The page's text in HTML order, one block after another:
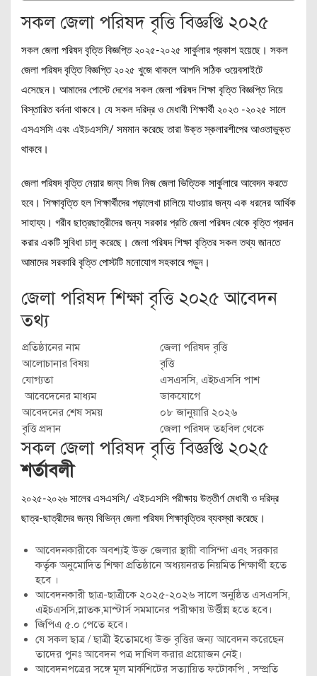
সকল জেলা পরিষদ বৃত্তি বিজ্ঞপ্তি ২০২৫
সকল জেলা পরিষদ বৃত্তি বিজ্ঞপ্তি ২০২৫-২০২৫ সার্কুলার প্রকাশ হয়েছে। সকল
জেলা পরিষদ বৃত্তি বিজ্ঞপ্তি ২০২৫ খুজে থাকলে আপনি সঠিক ওয়েবসাইটে
এসেছেন। আমাদের পোস্টে দেশের সকল জেলা পরিষদ শিক্ষা বৃত্তি বিজ্ঞপ্তি নিয়ে
বিস্তারিত বর্ননা থাকবে। যে সকল দরিদ্র ও মেধাবী শিক্ষার্থী ২০২৩ -২০২৫ সালে
এসএসসি এবং এইচএসসি/ সমমান করেছে তারা উক্ত স্কলারশীপের আওতাভুক্ত
থাকবে।
জেলা পরিষদ বৃত্তি নেয়ার জন্য নিজ নিজ জেলা ভিত্তিক সার্কুলারে আবেদন করতে
হবে। শিক্ষাবৃত্তি হল শিক্ষার্থীদের পড়ালেখা চালিয়ে যাওয়ার জন্য এক ধরনের আর্থিক
সাহায্য। গরীব ছাত্রছাত্রীদের জন্য সরকার প্রতি জেলা পরিষদ থেকে বৃত্তি প্রদান
করার একটি সুবিধা চালু করেছে। জেলা পরিষদ শিক্ষা বৃত্তির সকল তথ্য জানতে
আমাদের সরকারি বৃত্তি পোস্টটি মনোযোগ সহকারে পড়ুন।
জেলা পরিষদ শিক্ষা বৃত্তি ২০২৫ আবেদন
তথ্য
প্রতিষ্ঠানের নাম
জেলা পরিষদ বৃত্তি
আলোচানার বিষয়
বৃত্তি
যোগ্যতা
এসএসসি, এইচএসসি পাশ
আবেদেনের মাধ্যম
ডাকযোগে
আবেদনের শেষ সময়
০৮ জানুয়ারি ২০২৬
বৃত্তি প্রদান
জেলা পরিষদ তহবিল থেকে
সকল জেলা পরিষদ বৃত্তি বিজ্ঞপ্তি ২০২৫
শর্তাবলী
২০২৫-২০২৬ সালের এসএসসি/ এইচএসসি পরীক্ষায় উত্তীর্ণ মেধাবী ও দরিদ্র
ছাত্র-ছাত্রীদের জন্য বিভিন্ন জেলা পরিষদ শিক্ষাবৃত্তির ব্যবস্থা করেছে।
আবেদনকারীকে অবশ্যই উক্ত জেলার স্থায়ী বাসিন্দা এবং সরকার
কর্তৃক অনুমোদিত শিক্ষা প্রতিষ্ঠানে অধ্যয়নরত নিয়মিত শিক্ষার্থী হতে
হবে ।
আবেদনকারী ছাত্র-ছাত্রীকে ২০২৫-২০২৬ সালে অনুষ্ঠিত এসএসসি,
এইচএসসি,স্নাতক,মাস্টার্স সমমানের পরীক্ষায় উর্ত্তীন্ন হতে হবে।
জিপিএ ৫.০ পেতে হবে।
যে সকল ছাত্র / ছাত্রী ইতোমধ্যে উক্ত বৃত্তির জন্য আবেদন করেছেন
তাদের পুনঃ আবেদন পত্র দাখিল করার প্রয়োজন নেই।
আবেদনপত্রের সঙ্গে মূল মার্কশিটের সত্যায়িত ফটোকপি , সম্প্রতি